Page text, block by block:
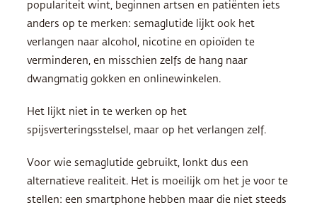
populariteit wint, beginnen artsen en patiënten iets
anders op te merken: semaglutide lijkt ook het
verlangen naar alcohol, nicotine en opioïden te
verminderen, en misschien zelfs de hang naar
dwangmatig gokken en onlinewinkelen.
Het lijkt niet in te werken op het
spijsverteringsstelsel, maar op het verlangen zelf.
Voor wie semaglutide gebruikt, lonkt dus een
alternatieve realiteit. Het is moeilijk om het je voor te
stellen: een smartphone hebben maar die niet steeds